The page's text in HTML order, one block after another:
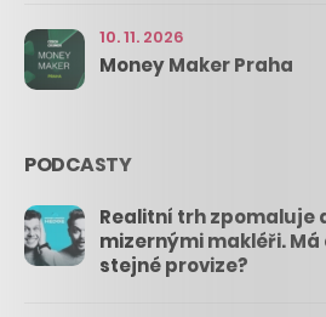
10. 11. 2026
Money Maker Praha
PODCASTY
Realitní trh zpomaluje
mizernými makléři.
stejné provize?